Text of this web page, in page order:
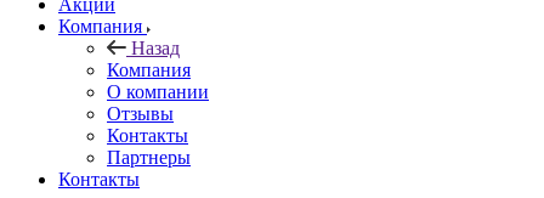
Акции
Компания
Назад
Компания
О компании
Отзывы
Контакты
Партнеры
Контакты